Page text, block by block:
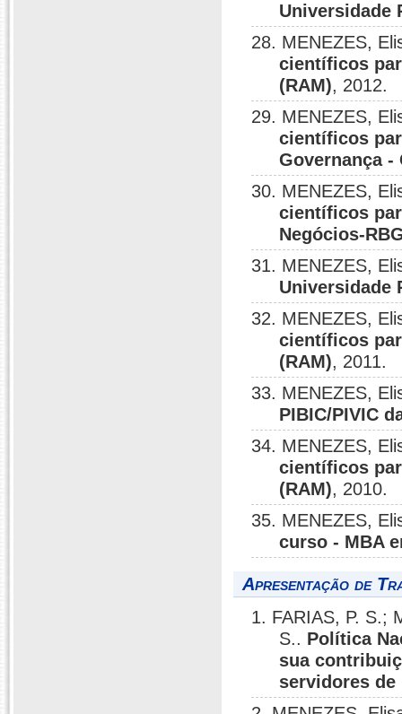
Universidade
28. MENEZES,
científicos
(RAM), 2012.
29. MENEZES,
científicos
Governança -
30. MENEZES,
científicos
Negócios-
31. MENEZES,
Universidade
32. MENEZES,
científicos
(RAM), 2011.
33. MENEZES,
PIBIC/PIVIC
34. MENEZES,
científicos
(RAM), 2010.
35. MENEZES,
curso - MBA
Apresentação de
1. FARIAS, P. S.;
S.. Política
sua
servidores